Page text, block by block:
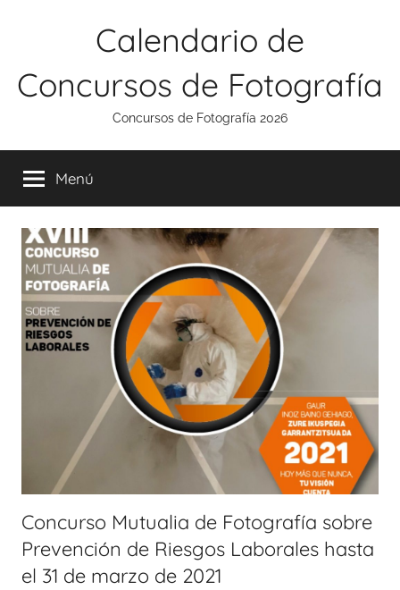
Calendario de
Concursos de Fotografía
Concursos de Fotografía 2026
Menú
Concurso Mutualia de Fotografía sobre
Prevención de Riesgos Laborales hasta
el 31 de marzo de 2021